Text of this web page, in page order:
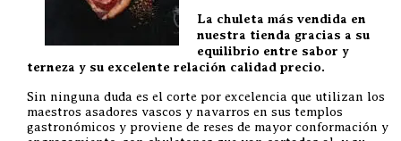
La chuleta más vendida en
nuestra tienda gracias a su
equilibrio entre sabor y
terneza y su excelente relación calidad precio.
Sin ninguna duda es el corte por excelencia que utilizan los
maestros asadores vascos y navarros en sus templos
gastronómicos y proviene de reses de mayor conformación y